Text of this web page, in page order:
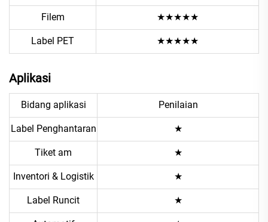
Filem ★★★★★
Label PET ★★★★★
Aplikasi
Bidang aplikasi Penilaian
Label Penghantaran ★
Tiket am ★
Inventori & Logistik ★
Label Runcit ★